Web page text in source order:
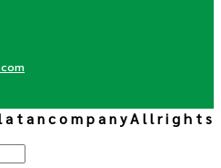
t a n c o m p a n y A l l r i g h t s